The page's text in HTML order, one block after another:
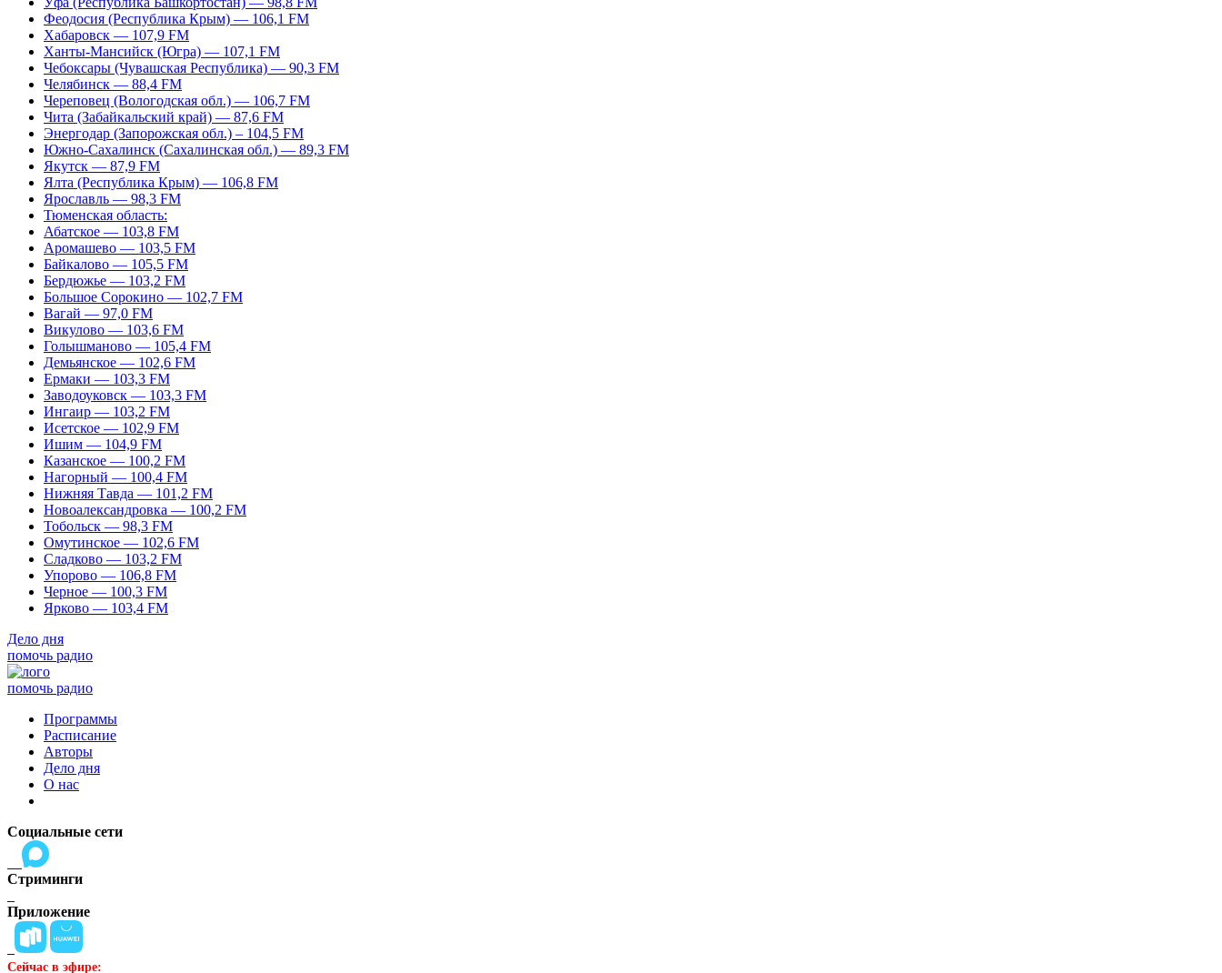
Феодосия (Республика Крым) — 106,1 FM
Хабаровск — 107,9 FM
Ханты-Мансийск (Югра) — 107,1 FM
Чебоксары (Чувашская Республика) — 90,3 FM
Челябинск — 88,4 FM
Череповец (Вологодская обл.) — 106,7 FM
Чита (Забайкальский край) — 87,6 FM
Энергодар (Запорожская обл.) – 104,5 FM
Южно-Сахалинск (Сахалинская обл.) — 89,3 FM
Якутск — 87,9 FM
Ялта (Республика Крым) — 106,8 FM
Ярославль — 98,3 FM
Тюменская область:
Абатское — 103,8 FM
Аромашево — 103,5 FM
Байкалово — 105,5 FM
Бердюжье — 103,2 FM
Большое Сорокино — 102,7 FM
Вагай — 97,0 FM
Викулово — 103,6 FM
Голышманово — 105,4 FM
Демьянское — 102,6 FM
Ермаки — 103,3 FM
Заводоуковск — 103,3 FM
Ингаир — 103,2 FM
Исетское — 102,9 FM
Ишим — 104,9 FM
Казанское — 100,2 FM
Нагорный — 100,4 FM
Нижняя Тавда — 101,2 FM
Новоалександровка — 100,2 FM
Тобольск — 98,3 FM
Омутинское — 102,6 FM
Сладково — 103,2 FM
Упорово — 106,8 FM
Черное — 100,3 FM
Ярково — 103,4 FM
Дело дня
помочь радио
помочь радио
Программы
Расписание
Авторы
Дело дня
О нас
Социальные сети
Стриминги
Приложение
Сейчас в эфире: